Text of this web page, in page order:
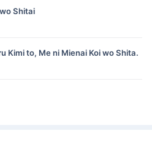
Shitai
Kimi to, Me ni Mienai Koi wo Shita.